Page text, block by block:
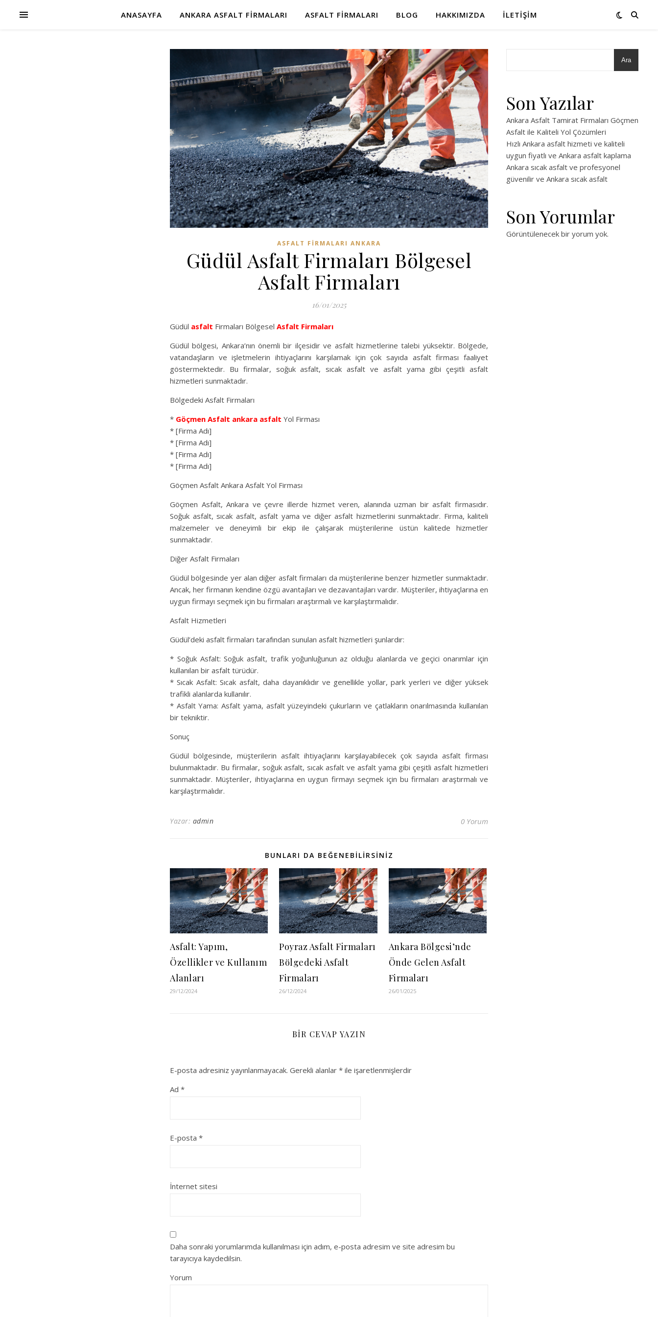
ANASAYFA ANKARA ASFALT FIRMALARI ASFALT FIRMALARI BLOG HAKKIMIZDA İLETIŞIM
ASFALT FIRMALARI ANKARA
Güdül Asfalt Firmaları Bölgesel
Asfalt Firmaları
16/01/2025
Güdül asfalt Firmaları Bölgesel Asfalt Firmaları
Güdül bölgesi, Ankara’nın önemli bir ilçesidir ve asfalt hizmetlerine talebi yüksektir. Bölgede,
vatandaşların ve işletmelerin ihtiyaçlarını karşılamak için çok sayıda asfalt firması faaliyet
göstermektedir. Bu firmalar, soğuk asfalt, sıcak asfalt ve asfalt yama gibi çeşitli asfalt
hizmetleri sunmaktadır.
Bölgedeki Asfalt Firmaları
* Göçmen Asfalt ankara asfalt Yol Firması
* [Firma Adı]
* [Firma Adı]
* [Firma Adı]
* [Firma Adı]
Göçmen Asfalt Ankara Asfalt Yol Firması
Göçmen Asfalt, Ankara ve çevre illerde hizmet veren, alanında uzman bir asfalt firmasıdır.
Soğuk asfalt, sıcak asfalt, asfalt yama ve diğer asfalt hizmetlerini sunmaktadır. Firma, kaliteli
malzemeler ve deneyimli bir ekip ile çalışarak müşterilerine üstün kalitede hizmetler
sunmaktadır.
Diğer Asfalt Firmaları
Güdül bölgesinde yer alan diğer asfalt firmaları da müşterilerine benzer hizmetler sunmaktadır.
Ancak, her firmanın kendine özgü avantajları ve dezavantajları vardır. Müşteriler, ihtiyaçlarına en
uygun firmayı seçmek için bu firmaları araştırmalı ve karşılaştırmalıdır.
Asfalt Hizmetleri
Güdül’deki asfalt firmaları tarafından sunulan asfalt hizmetleri şunlardır:
* Soğuk Asfalt: Soğuk asfalt, trafik yoğunluğunun az olduğu alanlarda ve geçici onarımlar için
kullanılan bir asfalt türüdür.
* Sıcak Asfalt: Sıcak asfalt, daha dayanıklıdır ve genellikle yollar, park yerleri ve diğer yüksek
trafikli alanlarda kullanılır.
* Asfalt Yama: Asfalt yama, asfalt yüzeyindeki çukurların ve çatlakların onarılmasında kullanılan
bir tekniktir.
Sonuç
Güdül bölgesinde, müşterilerin asfalt ihtiyaçlarını karşılayabilecek çok sayıda asfalt firması
bulunmaktadır. Bu firmalar, soğuk asfalt, sıcak asfalt ve asfalt yama gibi çeşitli asfalt hizmetleri
sunmaktadır. Müşteriler, ihtiyaçlarına en uygun firmayı seçmek için bu firmaları araştırmalı ve
karşılaştırmalıdır.
Yazar: admin 0 Yorum
BUNLARI DA BEĞENEBILIRSINIZ
Asfalt: Yapım,
Özellikler ve Kullanım
Alanları
29/12/2024
Poyraz Asfalt Firmaları
Bölgedeki Asfalt
Firmaları
26/12/2024
Ankara Bölgesi’nde
Önde Gelen Asfalt
Firmaları
26/01/2025
BIR CEVAP YAZIN
E-posta adresiniz yayınlanmayacak. Gerekli alanlar * ile işaretlenmişlerdir
Ad *
E-posta *
İnternet sitesi
Daha sonraki yorumlarımda kullanılması için adım, e-posta adresim ve site adresim bu
tarayıcıya kaydedilsin.
Yorum
Ara
Son Yazılar
Ankara Asfalt Tamirat Firmaları Göçmen
Asfalt ile Kaliteli Yol Çözümleri
Hızlı Ankara asfalt hizmeti ve kaliteli
uygun fiyatlı ve Ankara asfalt kaplama
Ankara sıcak asfalt ve profesyonel
güvenilir ve Ankara sıcak asfalt
Son Yorumlar
Görüntülenecek bir yorum yok.